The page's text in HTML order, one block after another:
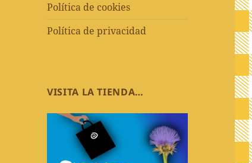
Política de cookies
Política de privacidad
VISITA LA TIENDA…